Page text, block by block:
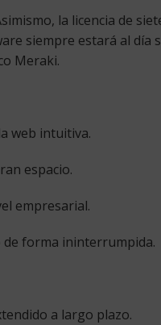
la licencia de
siempre estará al
Meraki.
web intuitiva.
espacio.
empresarial.
de forma ininterrumpida.
a largo plazo.